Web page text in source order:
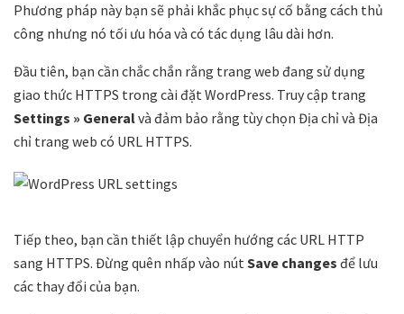
Phương pháp này bạn sẽ phải khắc phục sự cố bằng cách thủ
công nhưng nó tối ưu hóa và có tác dụng lâu dài hơn.
Đầu tiên, bạn cần chắc chắn rằng trang web đang sử dụng
giao thức HTTPS trong cài đặt WordPress. Truy cập trang
Settings » Generalvà đảm bảo rằng tùy chọn Địa chỉ và Địa
chỉ trang web có URL HTTPS.
Tiếp theo, bạn cần thiết lập chuyển hướng các URL HTTP
sang HTTPS. Đừng quên nhấp vào nútSave changes để lưu
các thay đổi của bạn.